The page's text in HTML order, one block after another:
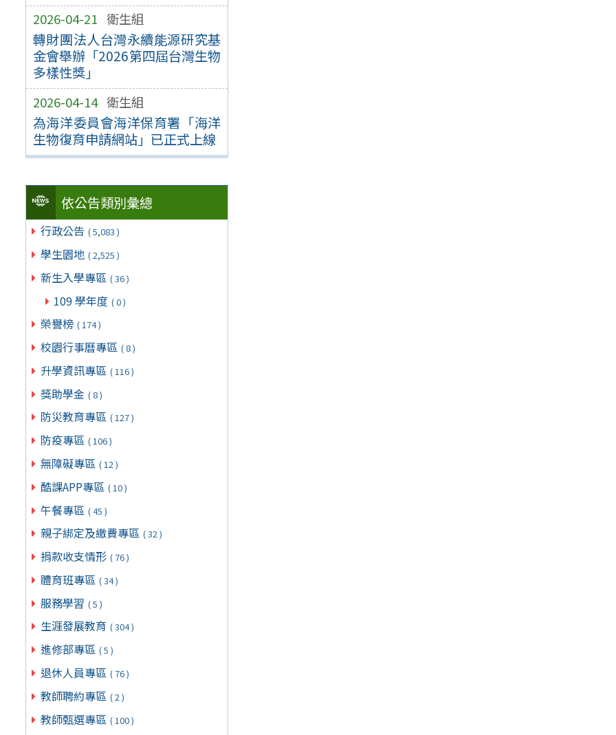
2026-04-21 衛生組
轉財團法人台灣永續能源研究基
金會舉辦「2026第四屆台灣生物
多樣性獎」
2026-04-14 衛生組
為海洋委員會海洋保育署「海洋
生物復育申請網站」已正式上線
依公告類別彙總
行政公告 ( 5,083 )
學生園地 ( 2,525 )
新生入學專區 ( 36 )
109 學年度 ( 0 )
榮譽榜 ( 174 )
校園行事曆專區 ( 8 )
升學資訊專區 ( 116 )
獎助學金 ( 8 )
防災教育專區 ( 127 )
防疫專區 ( 106 )
無障礙專區 ( 12 )
酷課APP專區 ( 10 )
午餐專區 ( 45 )
親子綁定及繳費專區 ( 32 )
捐款收支情形 ( 76 )
體育班專區 ( 34 )
服務學習 ( 5 )
生涯發展教育 ( 304 )
進修部專區 ( 5 )
退休人員專區 ( 76 )
教師聘約專區 ( 2 )
教師甄選專區 ( 100 )